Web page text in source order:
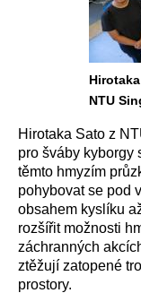
NTU
Hirotaka Sato z
pro šváby kyborgy
těmto hmyzím
pohybovat se pod
obsahem kyslíku
rozšířit možnosti
záchranných
ztěžují zatopené
prostory.